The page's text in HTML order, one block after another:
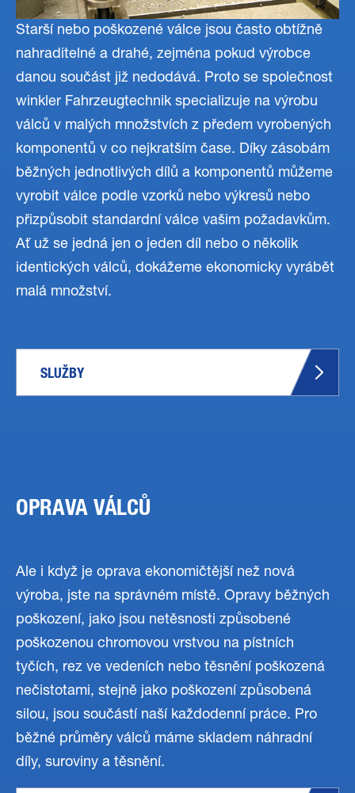
Starší nebo poškozené válce jsou často obtížně
nahraditelné a drahé, zejména pokud výrobce
danou součást již nedodává. Proto se společnost
winkler Fahrzeugtechnik specializuje na výrobu
válců v malých množstvích z předem vyrobených
komponentů v co nejkratším čase. Díky zásobám
běžných jednotlivých dílů a komponentů můžeme
vyrobit válce podle vzorků nebo výkresů nebo
přizpůsobit standardní válce vašim požadavkům.
Ať už se jedná jen o jeden díl nebo o několik
identických válců, dokážeme ekonomicky vyrábět
malá množství.
SLUŽBY
OPRAVA VÁLCŮ
Ale i když je oprava ekonomičtější než nová
výroba, jste na správném místě. Opravy běžných
poškození, jako jsou netěsnosti způsobené
poškozenou chromovou vrstvou na pístních
tyčích, rez ve vedeních nebo těsnění poškozená
nečistotami, stejně jako poškození způsobená
silou, jsou součástí naší každodenní práce. Pro
běžné průměry válců máme skladem náhradní
díly, suroviny a těsnění.